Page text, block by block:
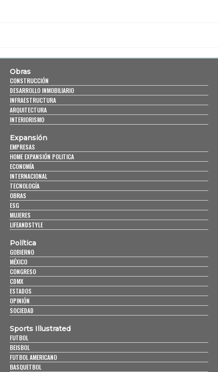
Obras
CONSTRUCCIÓN
DESARROLLO INMOBILIARIO
INFRAESTRUCTURA
ARQUITECTURA
INTERIORISMO
Expansión
EMPRESAS
HOME EXPANSIÓN POLITICA
ECONOMÍA
INTERNACIONAL
TECNOLOGÍA
OBRAS
ESG
MUJERES
LIFEANDSTYLE
Política
GOBIERNO
MÉXICO
CONGRESO
CDMX
ESTADOS
OPINIÓN
SOCIEDAD
Sports Illustrated
FUTBOL
BEISBOL
FUTBOL AMERICANO
BASQUETBOL